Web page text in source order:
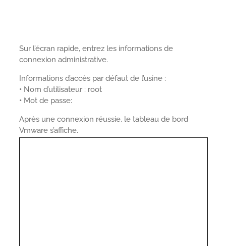
Sur l’écran rapide, entrez les informations de
connexion administrative.
Informations d’accès par défaut de l’usine :
• Nom d’utilisateur : root
• Mot de passe:
Après une connexion réussie, le tableau de bord
Vmware s’affiche.